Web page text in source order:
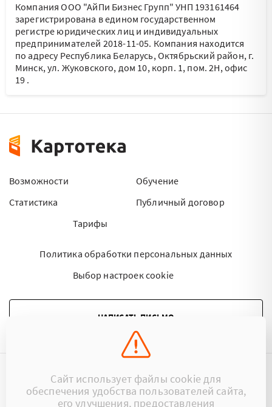
Компания ООО "АйПи Бизнес Групп" УНП 193161464
зарегистрирована в едином государственном
регистре юридических лиц и индивидуальных
предпринимателей 2018-11-05. Компания находится
по адресу Республика Беларусь, Октябрьский район, г.
Минск, ул. Жуковского, дом 10, корп. 1, пом. 2Н, офис
19 .
Возможности
Статистика
Тарифы
Обучение
Публичный договор
Политика обработки персональных данных
Выбор настроек cookie
НАПИСАТЬ ПИСЬМО
©2015 - 2026 Kartoteka.by Все права защищены.
Сайт использует файлы cookie для
обеспечения удобства пользователей сайта,
его улучшения, предоставления